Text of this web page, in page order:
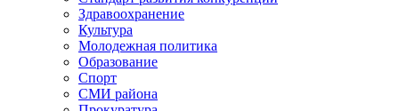
Здравоохранение
Культура
Молодежная политика
Образование
Спорт
СМИ района